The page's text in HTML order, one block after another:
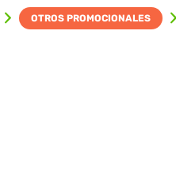
OTROS PROMOCIONALES